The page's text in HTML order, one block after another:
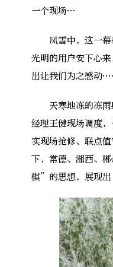
一个现场…
风雪中，这一幕
光明的用户安下心
出让我们为之感动
天寒地冻的冻雨
经理王健现场调度
实现场抢修、联点
下，常德、湘西、
棋”的思想，展现